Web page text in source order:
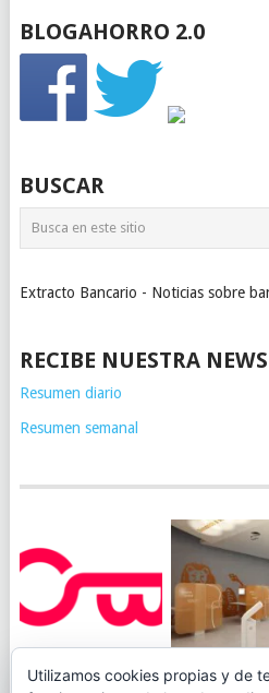
BLOGAHORRO 2.0
BUSCAR
Extracto Bancario - Noticias sobre
RECIBE NUESTRA
Resumen diario
Resumen semanal
JUEGA AL
ING TOCA
Utilizamos cookies propias y de